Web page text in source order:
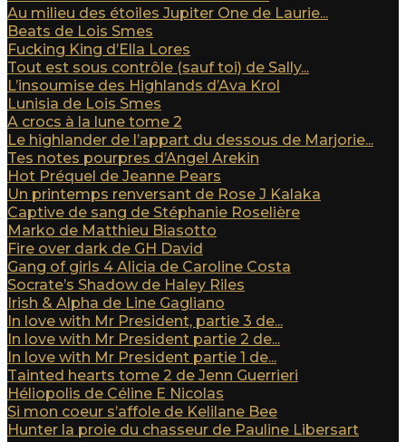
Au milieu des étoiles Jupiter One de Laurie...
Beats de Lois Smes
Fucking King d’Ella Lores
Tout est sous contrôle (sauf toi) de Sally...
L’insoumise des Highlands d’Ava Krol
Lunisia de Lois Smes
A crocs à la lune tome 2
Le highlander de l’appart du dessous de Marjorie...
Tes notes pourpres d’Angel Arekin
Hot Préquel de Jeanne Pears
Un printemps renversant de Rose J Kalaka
Captive de sang de Stéphanie Roselière
Marko de Matthieu Biasotto
Fire over dark de GH David
Gang of girls 4 Alicia de Caroline Costa
Socrate’s Shadow de Haley Riles
Irish & Alpha de Line Gagliano
In love with Mr President, partie 3 de...
In love with Mr President partie 2 de...
In love with Mr President partie 1 de...
Tainted hearts tome 2 de Jenn Guerrieri
Héliopolis de Céline E Nicolas
Si mon coeur s’affole de Kelilane Bee
Hunter la proie du chasseur de Pauline Libersart